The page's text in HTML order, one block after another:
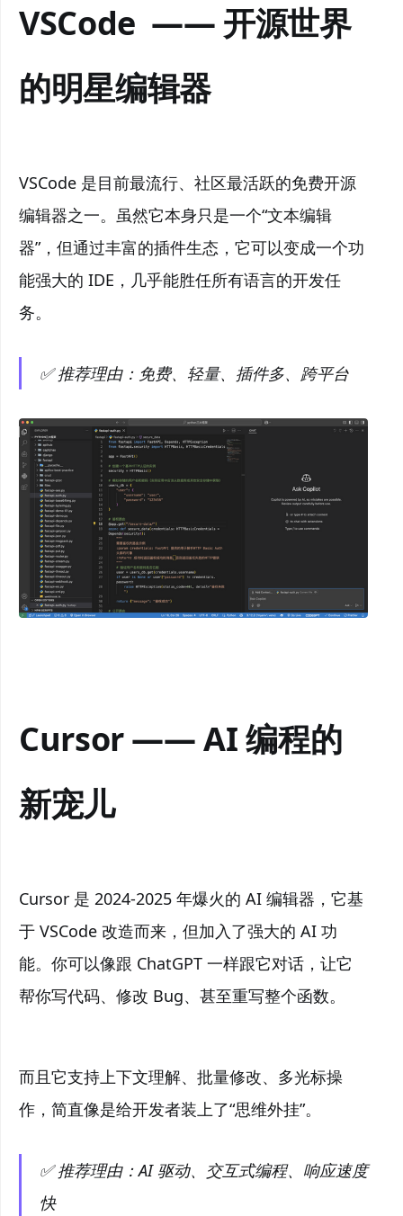
VSCode —— 开源世界
的明星编辑器
VSCode 是目前最流行、社区最活跃的免费开源
编辑器之一。虽然它本身只是一个“文本编辑
器”，但通过丰富的插件生态，它可以变成一个功
能强大的 IDE，几乎能胜任所有语言的开发任
务。
✅ 推荐理由：免费、轻量、插件多、跨平台
Cursor —— AI 编程的
新宠儿
Cursor 是 2024-2025 年爆火的 AI 编辑器，它基
于 VSCode 改造而来，但加入了强大的 AI 功
能。你可以像跟 ChatGPT 一样跟它对话，让它
帮你写代码、修改 Bug、甚至重写整个函数。
而且它支持上下文理解、批量修改、多光标操
作，简直像是给开发者装上了“思维外挂”。
✅ 推荐理由：AI 驱动、交互式编程、响应速度
快